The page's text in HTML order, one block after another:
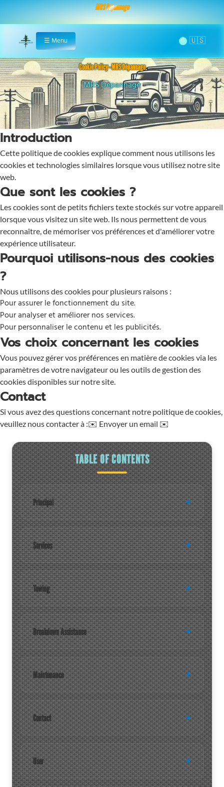
MRS Dépannage
Home
☰ Menu 🌞
Cookie Policy - MRS Dépannage
MRS Dépannage
Introduction
Cette politique de cookies explique comment nous utilisons les
cookies et technologies similaires lorsque vous utilisez notre site
web.
Que sont les cookies ?
Les cookies sont de petits fichiers texte stockés sur votre appareil
lorsque vous visitez un site web. Ils nous permettent de vous
reconnaître, de mémoriser vos préférences et d'améliorer votre
expérience utilisateur.
Pourquoi utilisons-nous des cookies
?
Nous utilisons des cookies pour plusieurs raisons :
Pour assurer le fonctionnement du site.
Pour analyser et améliorer nos services.
Pour personnaliser le contenu et les publicités.
Vos choix concernant les cookies
Vous pouvez gérer vos préférences en matière de cookies via les
paramètres de votre navigateur ou les outils de gestion des
cookies disponibles sur notre site.
Contact
Si vous avez des questions concernant notre politique de cookies,
veuillez nous contacter à :✉️ Envoyer un email ✉️
TABLE OF CONTENTS
Principal
Services
Towing
Breakdown Assistance
Maintenance
Contact
User